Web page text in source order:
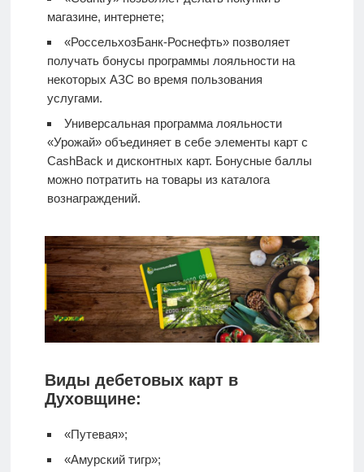
магазине, интернете;
«РоссельхозБанк-Роснефть» позволяет
получать бонусы программы лояльности на
некоторых АЗС во время пользования
услугами.
Универсальная программа лояльности
«Урожай» объединяет в себе элементы карт с
CashBack и дисконтных карт. Бонусные баллы
можно потратить на товары из каталога
вознаграждений.
Виды дебетовых карт в
Духовщине:
«Путевая»;
«Амурский тигр»;